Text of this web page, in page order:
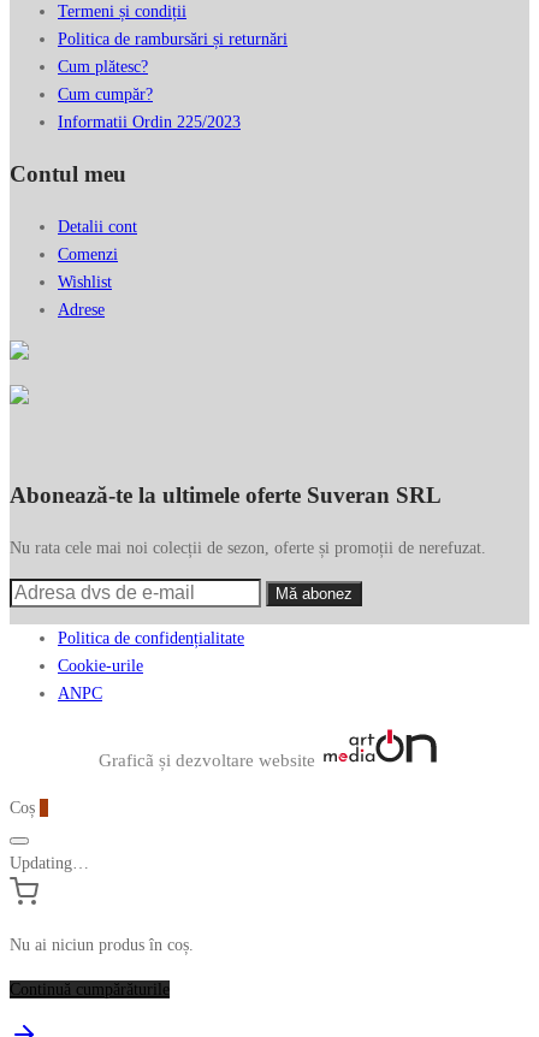
Termeni și condiții
Politica de rambursări și returnări
Cum plătesc?
Cum cumpăr?
Informatii Ordin 225/2023
Contul meu
Detalii cont
Comenzi
Wishlist
Adrese
Abonează-te la ultimele oferte Suveran SRL
Nu rata cele mai noi colecții de sezon, oferte și promoții de nerefuzat.
Politica de confidențialitate
Cookie-urile
ANPC
Graficã și dezvoltare website
Coș
Updating…
Nu ai niciun produs în coș.
Continuă cumpărăturile